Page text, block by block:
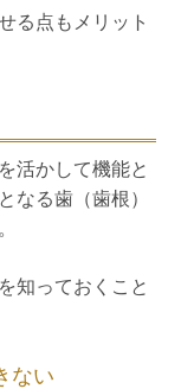
る点もメリット
活かして機能と
なる歯（歯根）
知っておくこと
ない